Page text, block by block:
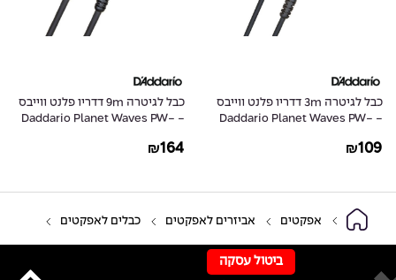
כבל לגיטרה 3m דדריו פלנט ווייבס
- Daddario Planet Waves PW-
₪109
כבל לגיטרה 9m דדריו פלנט ווייבס
- Daddario Planet Waves PW-
₪164
אפקטים אביזרים לאפקטים כבלים לאפקטים
ביטול עסקה